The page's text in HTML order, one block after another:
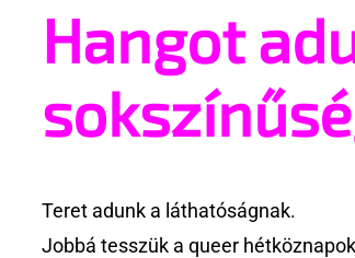
az első
Németország első
parancsnoka
Hangot
Teret adunk a láthatóságnak.
Jobbá tesszük a queer